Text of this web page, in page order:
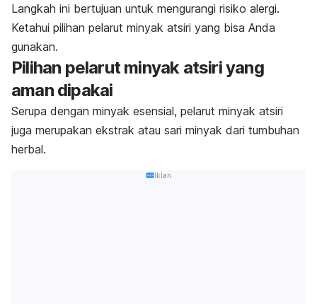
Langkah ini bertujuan untuk mengurangi risiko alergi.
Ketahui pilihan pelarut minyak atsiri yang bisa Anda
gunakan.
Pilihan pelarut minyak atsiri yang
aman dipakai
Serupa dengan minyak esensial, pelarut minyak atsiri
juga merupakan ekstrak atau sari minyak dari tumbuhan
herbal.
Iklan